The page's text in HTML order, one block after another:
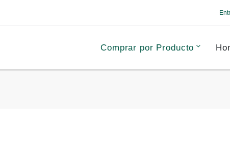
Comprar por Producto